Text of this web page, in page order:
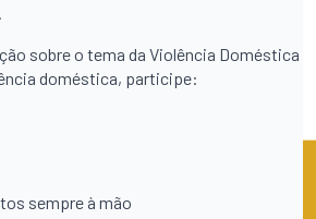
sobre o tema da Violência Doméstica
doméstica, participe:
sempre à mão